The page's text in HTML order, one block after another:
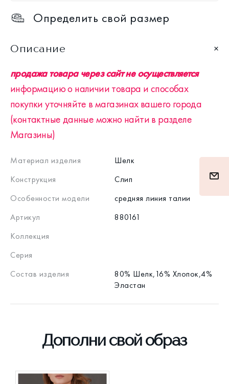
Определить свой размер
Описание
продажа товара через сайт не осуществляется
информацию о наличии товара и способах
покупки уточняйте в магазинах вашего города
(контактные данные можно найти в разделе
Магазины)
Материал изделия
Шелк
Конструкция
Слип
Особенности модели
средняя линия талии
Артикул
880161
Коллекция
Серия
Состав изделия
80% Шелк,16% Хлопок,4%
Эластан
Дополни свой образ